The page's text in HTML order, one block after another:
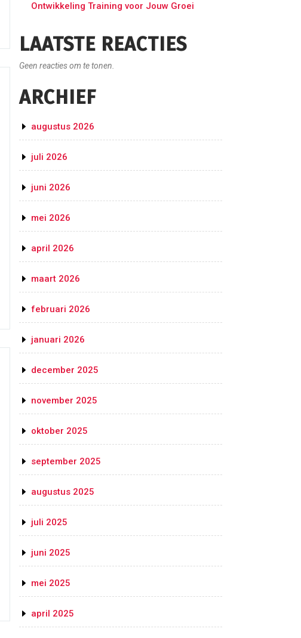
Ontwikkeling Training voor Jouw Groei
LAATSTE REACTIES
Geen reacties om te tonen.
ARCHIEF
augustus 2026
juli 2026
juni 2026
mei 2026
april 2026
maart 2026
februari 2026
januari 2026
december 2025
november 2025
oktober 2025
september 2025
augustus 2025
juli 2025
juni 2025
mei 2025
april 2025